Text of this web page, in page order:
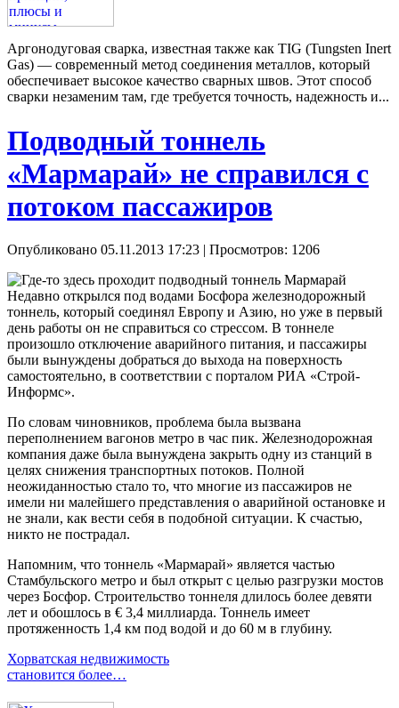
Аргонодуговая сварка, известная также как TIG (Tungsten Inert
Gas) — современный метод соединения металлов, который
обеспечивает высокое качество сварных швов. Этот способ
сварки незаменим там, где требуется точность, надежность и...
Подводный тоннель
«Мармарай» не справился с
потоком пассажиров
Опубликовано 05.11.2013 17:23 | Просмотров: 1206
Недавно открылся под водами Босфора железнодорожный
тоннель, который соединял Европу и Азию, но уже в первый
день работы он не справиться со стрессом. В тоннеле
произошло отключение аварийного питания, и пассажиры
были вынуждены добраться до выхода на поверхность
самостоятельно, в соответствии с порталом РИА «Строй-
Информс».
По словам чиновников, проблема была вызвана
переполнением вагонов метро в час пик. Железнодорожная
компания даже была вынуждена закрыть одну из станций в
целях снижения транспортных потоков. Полной
неожиданностью стало то, что многие из пассажиров не
имели ни малейшего представления о аварийной остановке и
не знали, как вести себя в подобной ситуации. К счастью,
никто не пострадал.
Напомним, что тоннель «Мармарай» является частью
Стамбульского метро и был открыт с целью разгрузки мостов
через Босфор. Строительство тоннеля длилось более девяти
лет и обошлось в € 3,4 миллиарда. Тоннель имеет
протяженность 1,4 км под водой и до 60 м в глубину.
Хорватская недвижимость
становится более…